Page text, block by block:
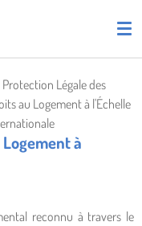
OF LIGHT AND LOVE -
Protection Légale des
au Logement à l'Échelle
à
reconnu à travers le